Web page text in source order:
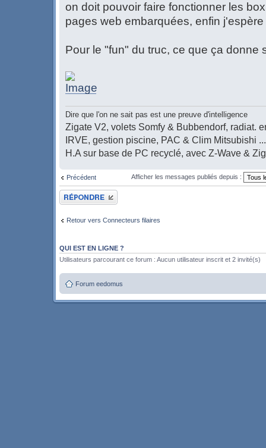
on doit pouvoir faire fonctionner les
pages web embarquées, enfin
Pour le "fun" du truc, ce que ça donne
Dire que l'on ne sait pas est une preuve d'intelligence
Zigate V2, volets Somfy & Bubbendorf, radiat.
IRVE, gestion piscine, PAC & Clim Mitsubishi ...
H.A sur base de PC recyclé, avec Z-Wave &
Précédent Afficher les messages publiés depuis :
Publier une réponse
Retour vers Connecteurs filaires
QUI EST EN LIGNE ?
Utilisateurs parcourant ce forum : Aucun utilisateur inscrit et 2 invité(s)
Forum eedomus